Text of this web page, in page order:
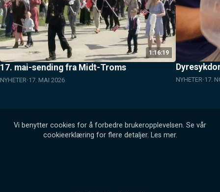
1:16:19
17. mai-sending fra Midt-Troms
NYHETER 17. MAI 2026 NYHETER 17.
Vi benytter cookies for å forbedre brukeropplevelsen. Se vår
cookieerklæring for flere detaljer. Les mer.